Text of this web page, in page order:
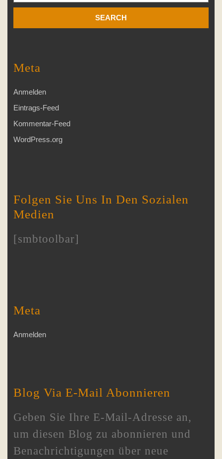
Meta
Anmelden
Eintrags-Feed
Kommentar-Feed
WordPress.org
Folgen Sie Uns In Den Sozialen
Medien
[smbtoolbar]
Meta
Anmelden
Blog Via E-Mail Abonnieren
Geben Sie Ihre E-Mail-Adresse an,
um diesen Blog zu abonnieren und
Benachrichtigungen über neue